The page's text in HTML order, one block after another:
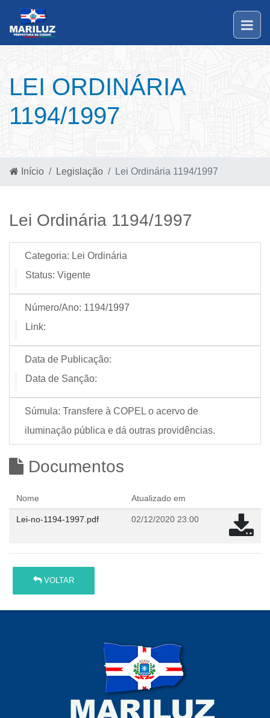
LEI ORDINÁRIA
1194/1997
Início Legislação Lei Ordinária 1194/1997
Lei Ordinária 1194/1997
Categoria: Lei Ordinária
Status: Vigente
Número/Ano: 1194/1997
Link:
Data de Publicação:
Data de Sanção:
Súmula: Transfere à COPEL o acervo de
iluminação pública e dá outras providências.
Documentos
Nome Atualizado em
Lei-no-1194-1997.pdf 02/12/2020 23:00
VOLTAR